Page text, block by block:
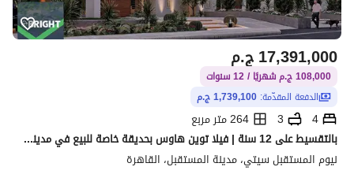
ج.م17,391,000
108,000 ج.م شهريًا / 12 سنوات
الدفعة المقدّمة: 1,739,100 ج.م
4
3
264 متر مربع
بالتقسيط على 12 سنة | فيلا توين هاوس بحديقة خاصة للبيع في مدينة المستقبل
نيوم المستقبل سيتي، مدينة المستقبل، القاهرة